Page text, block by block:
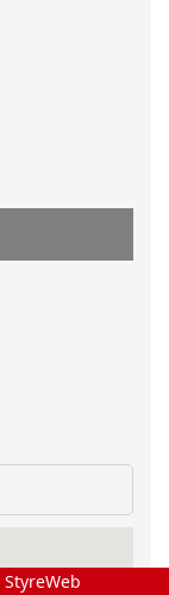
StyreWeb